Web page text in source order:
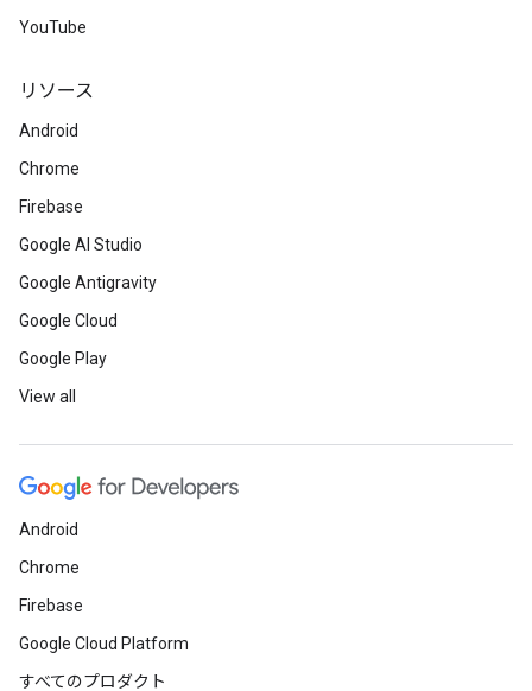
YouTube
リソース
Android
Chrome
Firebase
Google AI Studio
Google Antigravity
Google Cloud
Google Play
View all
Android
Chrome
Firebase
Google Cloud Platform
すべてのプロダクト